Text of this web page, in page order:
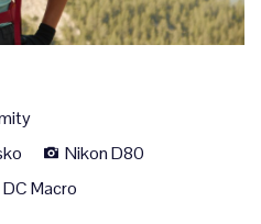
Nikon D80
Macro